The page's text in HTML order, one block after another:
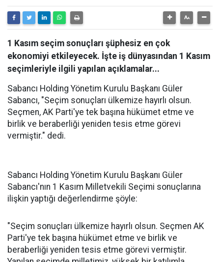
1 Kasım seçim sonuçları şüphesiz en çok
ekonomiyi etkileyecek. İşte iş dünyasından 1 Kasım
seçimleriyle ilgili yapılan açıklamalar...
Sabancı Holding Yönetim Kurulu Başkanı Güler
Sabancı, "Seçim sonuçları ülkemize hayırlı olsun.
Seçmen, AK Parti'ye tek başına hükümet etme ve
birlik ve beraberliği yeniden tesis etme görevi
vermiştir." dedi.
Sabancı Holding Yönetim Kurulu Başkanı Güler
Sabancı'nın 1 Kasım Milletvekili Seçimi sonuçlarına
ilişkin yaptığı değerlendirme şöyle:
"Seçim sonuçları ülkemize hayırlı olsun. Seçmen AK
Parti'ye tek başına hükümet etme ve birlik ve
beraberliği yeniden tesis etme görevi vermiştir.